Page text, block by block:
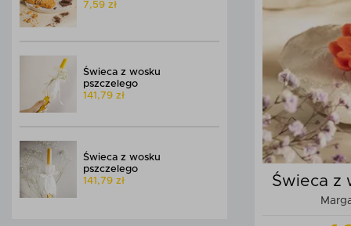
7,59 zł
Świeca z wosku
pszczelego
141,79 zł
Świeca z wosku
pszczelego
141,79 zł
Świeca z